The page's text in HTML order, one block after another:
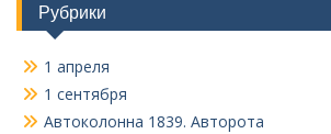
Рубрики
1 апреля
1 сентября
Автоколонна 1839. Авторота